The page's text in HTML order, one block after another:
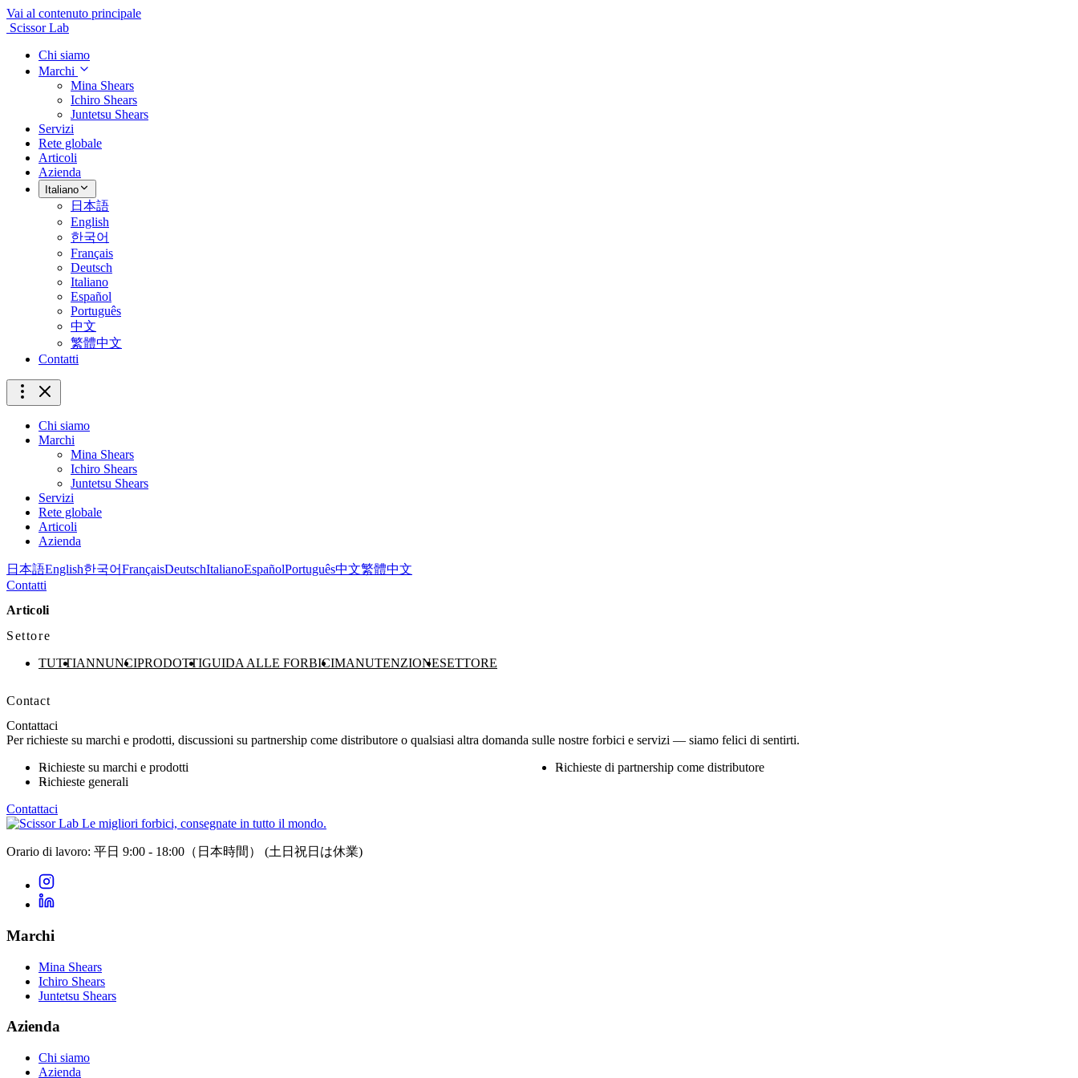
Vai al contenuto principale
Scissor Lab
Chi siamo
Marchi
Mina Shears
Ichiro Shears
Juntetsu Shears
Servizi
Rete globale
Articoli
Azienda
Italiano
日本語
English
한국어
Français
Deutsch
Italiano
Español
Português
中文
繁體中文
Contatti
Chi siamo
Marchi
Mina Shears
Ichiro Shears
Juntetsu Shears
Servizi
Rete globale
Articoli
Azienda
日本語English한국어FrançaisDeutschItalianoEspañolPortuguês中文繁體中文
Contatti
Articoli
Settore
TUTTIANNUNCIPRODOTTIGUIDA ALLE FORBICIMANUTENZIONESETTORE
Contact
Contattaci
Per richieste su marchi e prodotti, discussioni su partnership come distributore o qualsiasi altra domanda sulle nostre forbici e servizi — siamo felici di sentirti.
Richieste su marchi e prodotti
Richieste di partnership come distributore
Richieste generali
Contattaci
Le migliori forbici, consegnate in tutto il mondo.
Orario di lavoro: 平日 9:00 - 18:00（日本時間） (土日祝日は休業)
Marchi
Mina Shears
Ichiro Shears
Juntetsu Shears
Azienda
Chi siamo
Azienda